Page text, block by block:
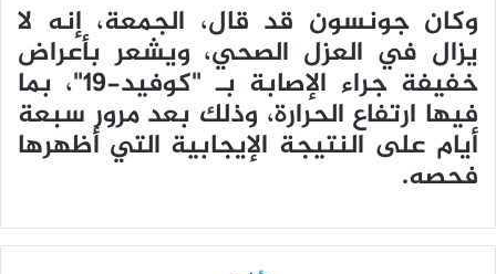
وكان جونسون قد قال، الجمعة، إنه لا
يزال في العزل الصحي، ويشعر بأعراض
خفيفة جراء الإصابة بـ "كوفيد-19"، بما
فيها ارتفاع الحرارة، وذلك بعد مرور سبعة
أيام على النتيجة الإيجابية التي أظهرها
فحصه.